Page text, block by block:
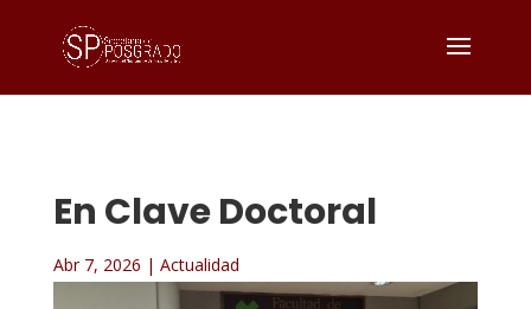
En Clave Doctoral
Abr 7, 2026 | Actualidad